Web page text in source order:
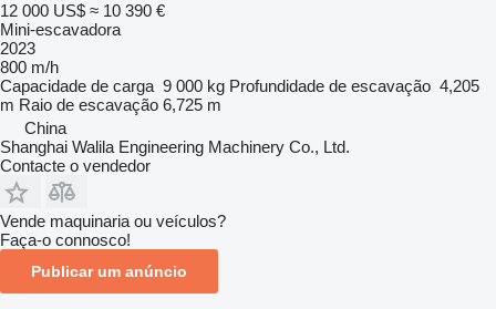
12 000 US$ ≈ 10 390 €
Mini-escavadora
2023
800 m/h
Capacidade de carga 9 000 kg Profundidade de escavação 4,205
m Raio de escavação 6,725 m
China
Shanghai Walila Engineering Machinery Co., Ltd.
Contacte o vendedor
Vende maquinaria ou veículos?
Faça-o connosco!
Publicar um anúncio